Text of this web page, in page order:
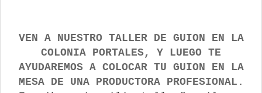
VEN A NUESTRO TALLER DE GUION EN LA
COLONIA PORTALES, Y LUEGO TE
AYUDAREMOS A COLOCAR TU GUION EN LA
MESA DE UNA PRODUCTORA PROFESIONAL.